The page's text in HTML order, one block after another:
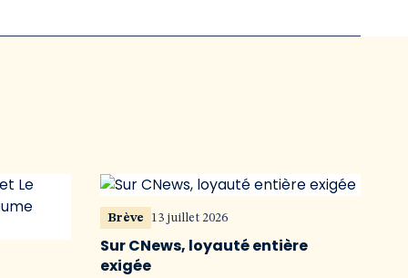
Brève 13 juillet 2026
Sur CNews, loyauté entière
exigée